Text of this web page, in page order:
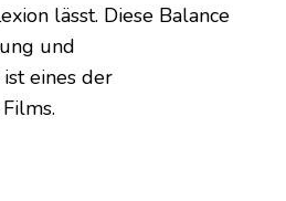
lässt. Diese Balance
und
ist eines der